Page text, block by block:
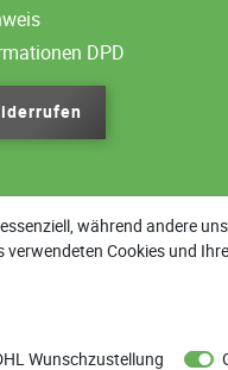
DPD
während andere
Cookies und
Wunschzustellung